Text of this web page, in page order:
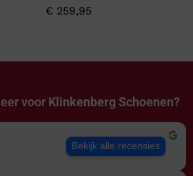
€ 259,95
voor Klinkenberg Schoenen?
Bekijk alle recensies